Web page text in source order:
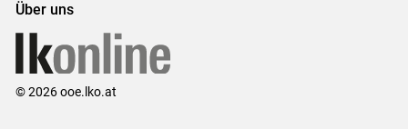
Über uns
© 2026 ooe.lko.at